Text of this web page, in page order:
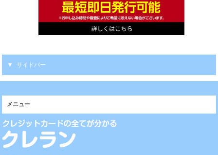
サイドバー
メニュー